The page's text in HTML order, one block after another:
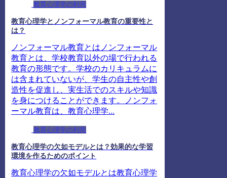
教育心理学の利用
教育心理学とノンフォーマル教育の重要性と
は？
ノンフォーマル教育とはノンフォーマル
教育とは、学校教育以外の場で行われる
教育の形態です。学校のカリキュラムに
は含まれていないが、学生の自主性や創
造性を促進し、実生活でのスキルや知識
を身につけることができます。ノンフォ
ーマル教育は、教育心理学...
教育心理学の利用
教育心理学の欠如モデルとは？効果的な学習
環境を作るためのポイント
教育心理学の欠如モデルとは教育心理学